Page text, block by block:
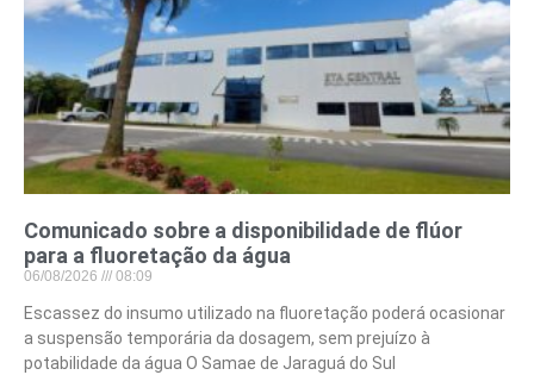
Comunicado sobre a disponibilidade de flúor
para a fluoretação da água
06/08/2026 08:09
Escassez do insumo utilizado na fluoretação poderá ocasionar
a suspensão temporária da dosagem, sem prejuízo à
potabilidade da água O Samae de Jaraguá do Sul